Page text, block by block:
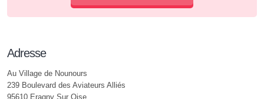
Adresse
Au Village de Nounours
239 Boulevard des Aviateurs Alliés
95610 Eragny Sur Oise